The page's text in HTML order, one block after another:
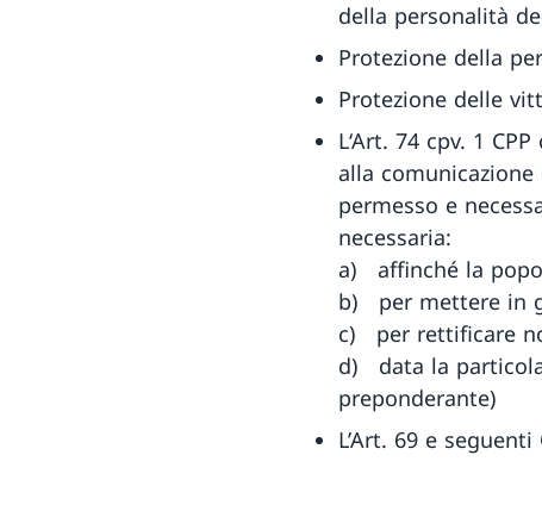
della personalità
Protezione della
Protezione delle
L‘Art. 74 cpv. 1
alla
permesso e
necessaria:
a) affinché la
b) per mettere in
c) per rettificare
d) data la
preponderante)
L’Art. 69 e